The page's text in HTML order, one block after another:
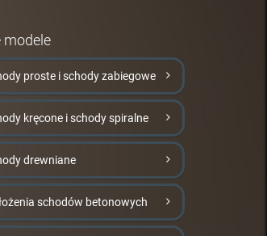
modele
proste i schody zabiegowe
kręcone i schody spiralne
drewniane
schodów betonowych